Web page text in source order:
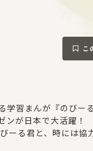
こ
学習まんが『のびー
が日本で大活躍！
ーる君と、時には協